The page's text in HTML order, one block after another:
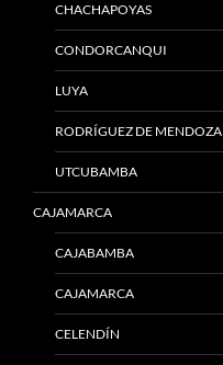
CHACHAPOYAS
CONDORCANQUI
LUYA
RODRÍGUEZ DE MENDOZA
UTCUBAMBA
CAJAMARCA
CAJABAMBA
CAJAMARCA
CELENDÍN